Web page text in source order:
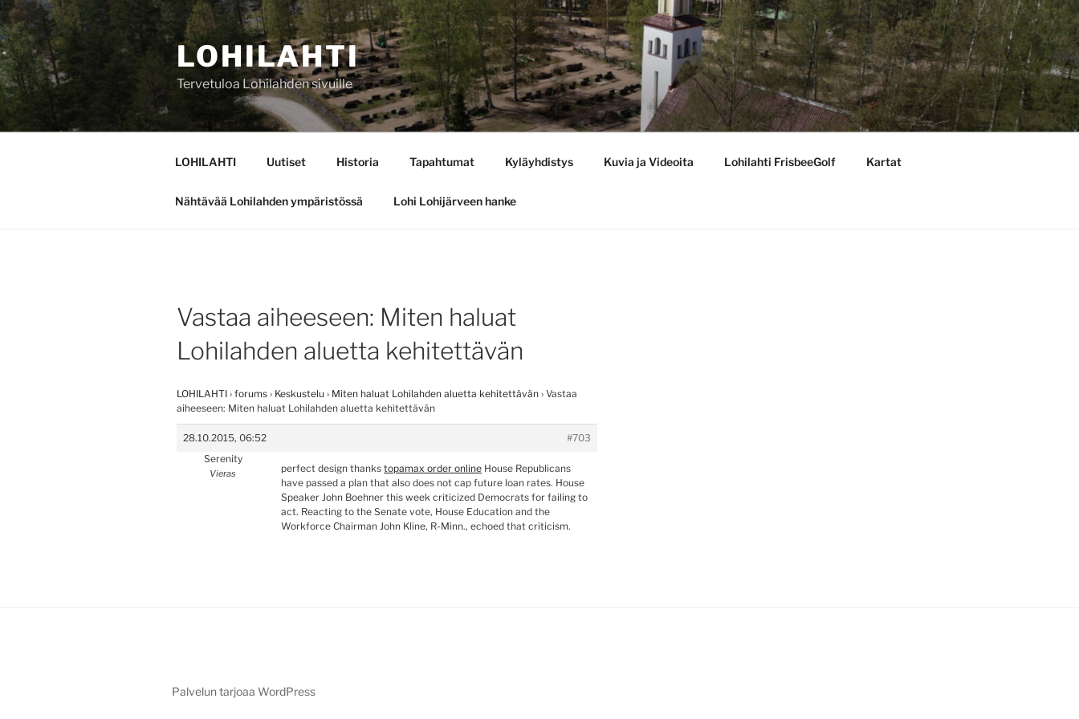
Siirry
sisältöön
LOHILAHTI
Tervetuloa Lohilahden sivuille
LOHILAHTI Uutiset Historia Tapahtumat Kyläyhdistys Kuvia ja Videoita Lohilahti FrisbeeGolf Kartat
Nähtävää Lohilahden ympäristössä Lohi Lohijärveen hanke
Vastaa aiheeseen: Miten haluat
Lohilahden aluetta kehitettävän
LOHILAHTI › forums › Keskustelu › Miten haluat Lohilahden aluetta kehitettävän › Vastaa
aiheeseen: Miten haluat Lohilahden aluetta kehitettävän
28.10.2015, 06:52
#703
Serenity
Vieras perfect design thanks topamax order online House Republicans
have passed a plan that also does not cap future loan rates. House
Speaker John Boehner this week criticized Democrats for failing to
act. Reacting to the Senate vote, House Education and the
Workforce Chairman John Kline, R-Minn., echoed that criticism.
Palvelun tarjoaa WordPress